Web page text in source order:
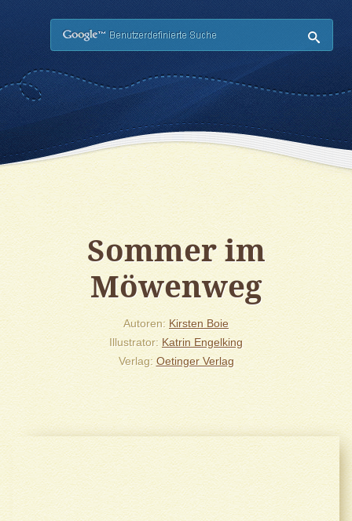
Sommer im
Möwenweg
Autoren Kirsten Boie
Illustrator Katrin Engelking
Verlag Oetinger Verlag